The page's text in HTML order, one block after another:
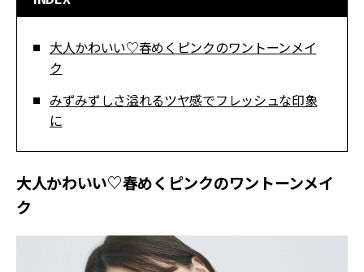
大人かわいい♡春めくピンクのワントーンメイ
ク
みずみずしさ溢れるツヤ感でフレッシュな印象
に
大人かわいい♡春めくピンクのワントーンメイ
ク